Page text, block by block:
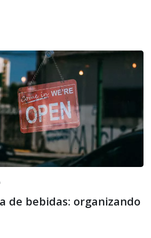
de bebidas: organizando